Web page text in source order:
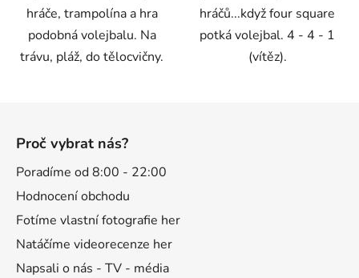
hráče, trampolína a hra
podobná volejbalu. Na
trávu, pláž, do tělocvičny.
hráčů...když four square
potká volejbal. 4 - 4 - 1
(vítěz).
Proč vybrat nás?
Poradíme od 8:00 - 22:00
Hodnocení obchodu
Fotíme vlastní fotografie her
Natáčíme videorecenze her
Napsali o nás - TV - média